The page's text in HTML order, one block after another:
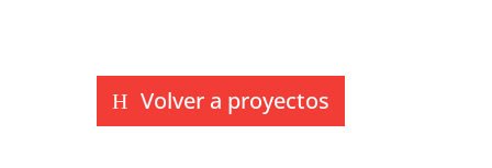
Volver a proyectos